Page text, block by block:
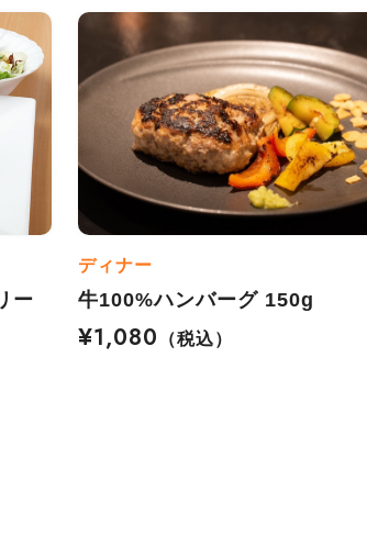
ー
ディナー
牛100%ハンバーグ 150g
¥1,080
（税込）